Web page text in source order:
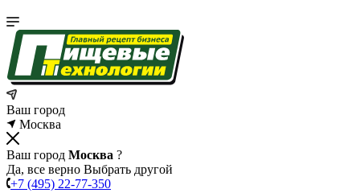
Ваш город
Москва
Ваш город Москва ?
Да, все верно Выбрать другой
+7 (495) 22-77-350